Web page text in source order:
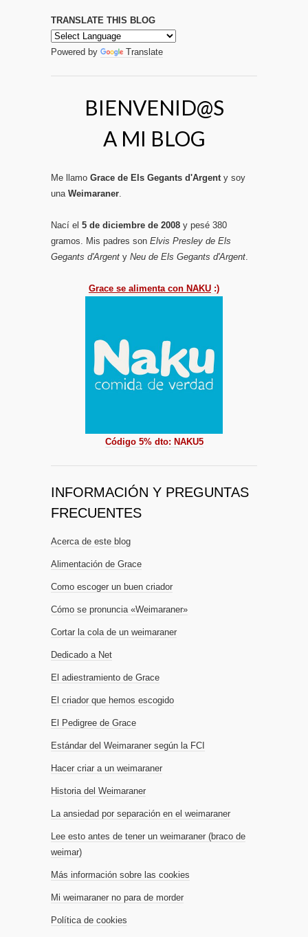
TRANSLATE THIS BLOG
Powered by Translate
BIENVENID@S
A MI BLOG
Me llamo Grace de Els Gegants d'Argenty soy
una Weimaraner.
Nací el 5 de diciembre de 2008 y pesé 380
gramos. Mis padres son Elvis Presley de Els
Gegants d'Argent y Neu de Els Gegants d'Argent.
Grace se alimenta con NAKU :)
Código 5% dto: NAKU5
INFORMACIÓN Y PREGUNTAS
FRECUENTES
Acerca de este blog
Alimentación de Grace
Como escoger un buen criador
Cómo se pronuncia «Weimaraner»
Cortar la cola de un weimaraner
Dedicado a Net
El adiestramiento de Grace
El criador que hemos escogido
El Pedigree de Grace
Estándar del Weimaraner según la FCI
Hacer criar a un weimaraner
Historia del Weimaraner
La ansiedad por separación en el weimaraner
Lee esto antes de tener un weimaraner (braco de
weimar)
Más información sobre las cookies
Mi weimaraner no para de morder
Política de cookies